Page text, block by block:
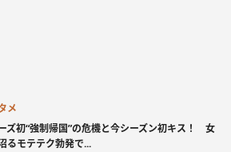
メ
ズ初“強制帰国”の危機と今シーズン初キス！ 女
るモテテク勃発で...